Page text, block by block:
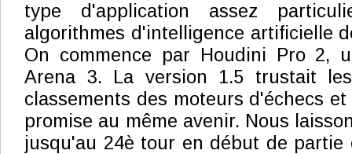
type d'application assez
algorithmes d'intelligence artificielle
On commence par Houdini Pro 2,
Arena 3. La version 1.5 trustait
classements des moteurs d'échecs
promise au même avenir. Nous
jusqu'au 24è tour en début de partie